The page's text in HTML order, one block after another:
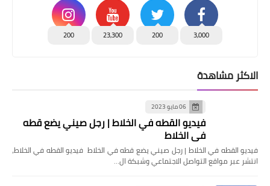
3,000
200
23,300
200
الاكثر مشاهدة
06 مايو 2023
فيديو القطه في الخلاط | رجل صيني يضع قطه
في الخلاط
فيديو القطه في الخلاط | رجل صيني يضع قطه في الخلاط فيديو القطه في الخلاط،
انتشر عبر مواقع التواصل الاجتماعي وشبكة ال…